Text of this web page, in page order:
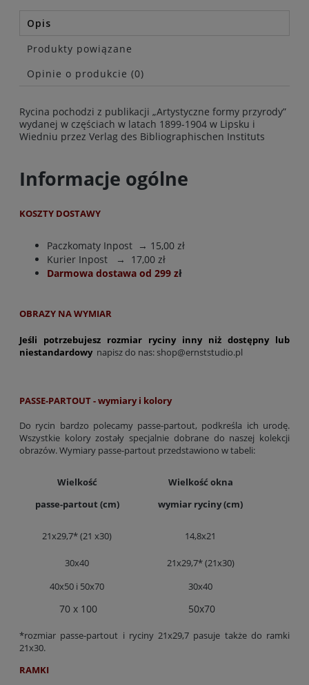
Opis
Produkty powiązane
Opinie o produkcie (0)
Rycina pochodzi z publikacji „Artystyczne formy przyrody”
wydanej w częściach w latach 1899-1904 w Lipsku i
Wiedniu przez Verlag des Bibliographischen Instituts
Informacje ogólne
KOSZTY DOSTAWY
Paczkomaty Inpost → 15,00 zł
Kurier Inpost → 17,00 zł
Darmowa dostawa od 299 zł
OBRAZY NA WYMIAR
Jeśli potrzebujesz rozmiar ryciny inny niż dostępny lub
niestandardowy napisz do nas:shop@ernststudio.pl
PASSE-PARTOUT - wymiary i kolory
Do rycin bardzo polecamy passe-partout, podkreśla ich urodę.
Wszystkie kolory zostały specjalnie dobrane do naszej kolekcji
obrazów. Wymiary passe-partout przedstawiono w tabeli:
Wielkość
passe-partout (cm)
Wielkość okna
wymiar ryciny (cm)
21x29,7* (21 x30) 14,8x21
30x40
21x29,7* (21x30)
40x50 i 50x70
30x40
70 x 100 50x70
*rozmiar passe-partout i ryciny 21x29,7 pasuje także do ramki
21x30.
RAMKI